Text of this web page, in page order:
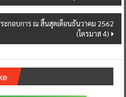
ะกอบการ ณ สิ้นสุดเดือนธันวาคม 2562
(ไตรมาส 4)